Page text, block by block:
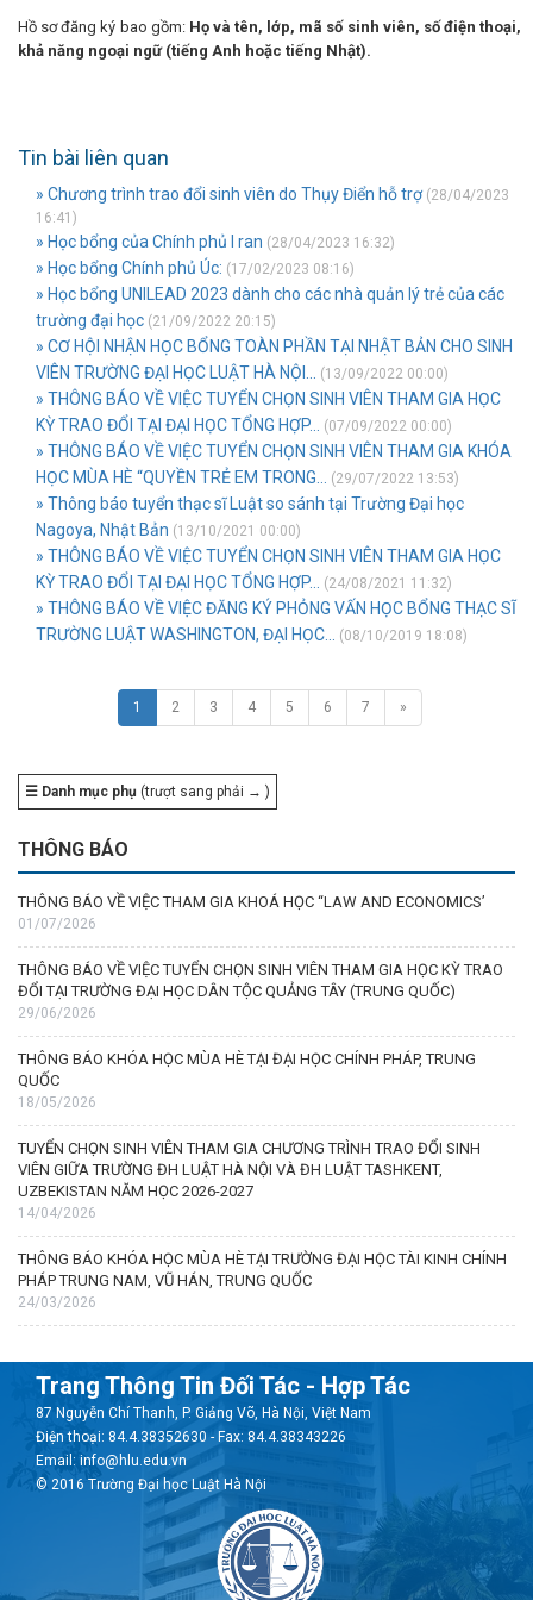
Hồ sơ đăng ký bao gồm:Họ và tên, lớp, mã số sinh viên, số điện thoại,
khả năng ngoại ngữ (tiếng Anh hoặc tiếng Nhật).
Tin bài liên quan
» Chương trình trao đổi sinh viên do Thụy Điển hỗ trợ(28/04/2023
16:41)
» Học bổng của Chính phủ I ran (28/04/2023 16:32)
» Học bổng Chính phủ Úc: (17/02/2023 08:16)
» Học bổng UNILEAD 2023 dành cho các nhà quản lý trẻ của các
trường đại học (21/09/2022 20:15)
» CƠ HỘI NHẬN HỌC BỔNG TOÀN PHẦN TẠI NHẬT BẢN CHO SINH
VIÊN TRƯỜNG ĐẠI HỌC LUẬT HÀ NỘI...
(13/09/2022 00:00)
» THÔNG BÁO VỀ VIỆC TUYỂN CHỌN SINH VIÊN THAM GIA HỌC
KỲ TRAO ĐỔI TẠI ĐẠI HỌC TỔNG HỢP...
(07/09/2022 00:00)
» THÔNG BÁO VỀ VIỆC TUYỂN CHỌN SINH VIÊN THAM GIA KHÓA
HỌC MÙA HÈ “QUYỀN TRẺ EM TRONG...
(29/07/2022 13:53)
» Thông báo tuyển thạc sĩ Luật so sánh tại Trường Đại học
Nagoya, Nhật Bản (13/10/2021 00:00)
» THÔNG BÁO VỀ VIỆC TUYỂN CHỌN SINH VIÊN THAM GIA HỌC
KỲ TRAO ĐỔI TẠI ĐẠI HỌC TỔNG HỢP...
(24/08/2021 11:32)
» THÔNG BÁO VỀ VIỆC ĐĂNG KÝ PHỎNG VẤN HỌC BỔNG THẠC SĨ
TRƯỜNG LUẬT WASHINGTON, ĐẠI HỌC...
(08/10/2019 18:08)
1 2 3 4 5 6 7 »
☰ Danh mục phụ (trượt sang phải → )
THÔNG BÁO
THÔNG BÁO VỀ VIỆC THAM GIA KHOÁ HỌC “LAW AND ECONOMICS’
01/07/2026
THÔNG BÁO VỀ VIỆC TUYỂN CHỌN SINH VIÊN THAM GIA HỌC KỲ TRAO
ĐỔI TẠI TRƯỜNG ĐẠI HỌC DÂN TỘC QUẢNG TÂY (TRUNG QUỐC)
29/06/2026
THÔNG BÁO KHÓA HỌC MÙA HÈ TẠI ĐẠI HỌC CHÍNH PHÁP, TRUNG
QUỐC
18/05/2026
TUYỂN CHỌN SINH VIÊN THAM GIA CHƯƠNG TRÌNH TRAO ĐỔI SINH
VIÊN GIỮA TRƯỜNG ĐH LUẬT HÀ NỘI VÀ ĐH LUẬT TASHKENT,
UZBEKISTAN NĂM HỌC 2026-2027
14/04/2026
THÔNG BÁO KHÓA HỌC MÙA HÈ TẠI TRƯỜNG ĐẠI HỌC TÀI KINH CHÍNH
PHÁP TRUNG NAM, VŨ HÁN, TRUNG QUỐC
24/03/2026
Trang Thông Tin Đối Tác - Hợp Tác
87 Nguyễn Chí Thanh, P. Giảng Võ, Hà Nội, Việt Nam
Điện thoại: 84.4.38352630 - Fax: 84.4.38343226
Email: info@hlu.edu.vn
© 2016 Trường Đại học Luật Hà Nội